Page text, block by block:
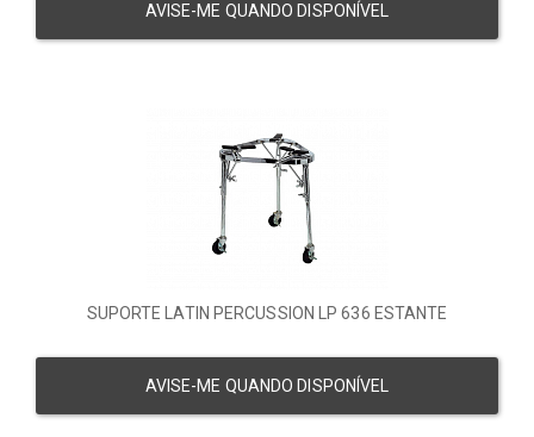
AVISE-ME QUANDO DISPONÍVEL
SUPORTE LATIN PERCUSSION LP 636 ESTANTE
AVISE-ME QUANDO DISPONÍVEL